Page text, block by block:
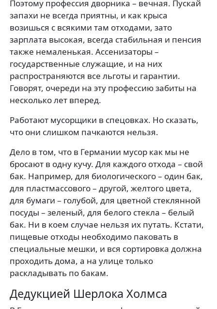
Поэтому профессия дворника – вечная. Пускай
запахи не всегда приятны, и как крыса
возишься с всякими там отходами, зато
зарплата высокая, всегда стабильная и пенсия
также немаленькая. Ассенизаторы –
государственные служащие, и на них
распространяются все льготы и гарантии.
Говорят, очереди на эту профессию забиты на
несколько лет вперед.
Работают мусорщики в спецовках. Но сказать,
что они слишком пачкаются нельзя.
Дело в том, что в Германии мусор как мы не
бросают в одну кучу. Для каждого отхода – свой
бак. Например, для биологического – один бак,
для пластмассового – другой, желтого цвета,
для бумаги – голубой, для цветной стеклянной
посуды – зеленый, для белого стекла – белый
бак. Ни в коем случае нельзя их путать. Кстати,
пищевые отходы необходимо паковать в
специальные мешки, и вся сортировка должна
проходить дома, а на улице только
раскладывать по бакам.
Дедукцией Шерлока Холмса